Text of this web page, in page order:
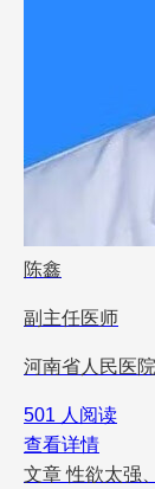
陈鑫
副主任医师
河南省人民医院
501 人阅读
查看详情
文章 性欲太强